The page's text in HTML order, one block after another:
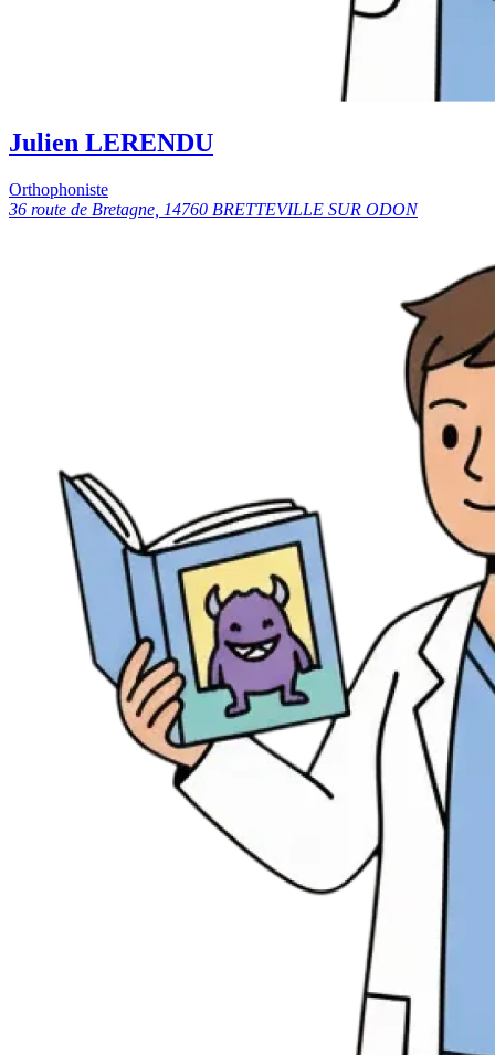
Julien LERENDU
Orthophoniste
36 route de Bretagne, 14760 BRETTEVILLE SUR ODON